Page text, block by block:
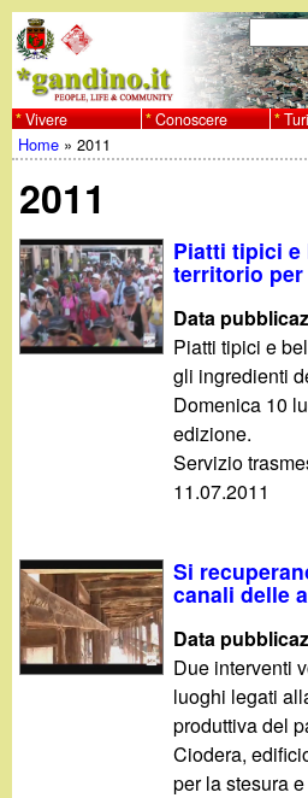
al
contenuto
w
w
w
.
g
i
n
F
o
r
d
i
r
i
c
e
c
a
C
e
r
c
Vivere Conoscere
Tu
sei
qui
Home »2011
2011
Piatti tipici e
territorio per
Data
Piatti tipici e
gli ingredienti
Domenica 10
edizione.
Servizio
11.07.2011
Si
canali delle
Data
Due interventi
luoghi legati
produttiva del
Ciodera,
per la stesura